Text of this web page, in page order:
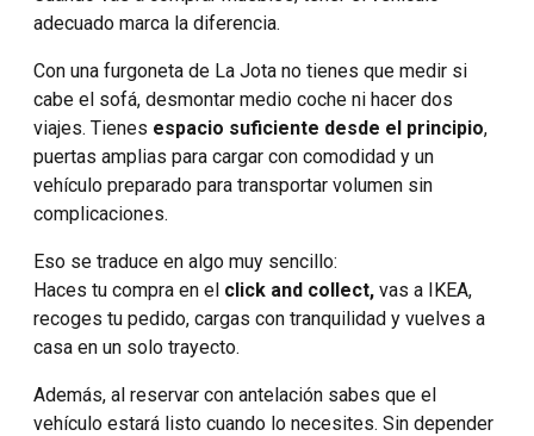
adecuado marca la diferencia.
Con una furgoneta de La Jota no tienes que medir si
cabe el sofá, desmontar medio coche ni hacer dos
viajes. Tienes espacio suficiente desde el principio,
puertas amplias para cargar con comodidad y un
vehículo preparado para transportar volumen sin
complicaciones.
Eso se traduce en algo muy sencillo:
Haces tu compra en el click and collect, vas a IKEA,
recoges tu pedido, cargas con tranquilidad y vuelves a
casa en un solo trayecto.
Además, al reservar con antelación sabes que el
vehículo estará listo cuando lo necesites. Sin depender